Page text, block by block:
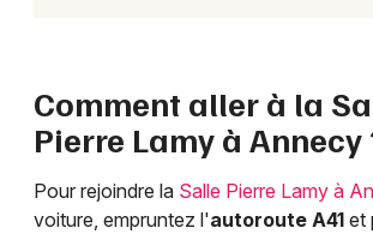
Comment aller à la
Pierre Lamy à Annecy
Pour rejoindre la Salle Pierre Lamy à
voiture, empruntez l'autoroute A41 et